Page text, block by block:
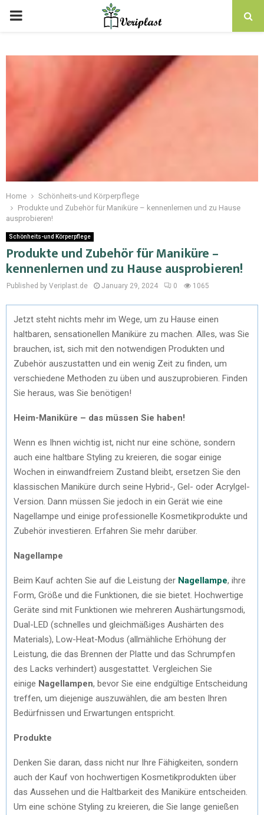
Home
Schönheits-und Körperpflege
Produkte und Zubehör für Maniküre – kennenlernen und zu Hause
ausprobieren!
Schönheits-und Körperpflege
Produkte und Zubehör für Maniküre –
kennenlernen und zu Hause ausprobieren!
Published by Veriplast.de January 29, 2024 0 1065
Jetzt steht nichts mehr im Wege, um zu Hause einen
haltbaren, sensationellen Maniküre zu machen. Alles, was Sie
brauchen, ist, sich mit den notwendigen Produkten und
Zubehör auszustatten und ein wenig Zeit zu finden, um
verschiedene Methoden zu üben und auszuprobieren. Finden
Sie heraus, was Sie benötigen!
Heim-Maniküre – das müssen Sie haben!
Wenn es Ihnen wichtig ist, nicht nur eine schöne, sondern
auch eine haltbare Styling zu kreieren, die sogar einige
Wochen in einwandfreiem Zustand bleibt, ersetzen Sie den
klassischen Maniküre durch seine Hybrid-, Gel- oder Acrylgel-
Version. Dann müssen Sie jedoch in ein Gerät wie eine
Nagellampe und einige professionelle Kosmetikprodukte und
Zubehör investieren. Erfahren Sie mehr darüber.
Nagellampe
Beim Kauf achten Sie auf die Leistung der Nagellampe, ihre
Form, Größe und die Funktionen, die sie bietet. Hochwertige
Geräte sind mit Funktionen wie mehreren Aushärtungsmodi,
Dual-LED (schnelles und gleichmäßiges Aushärten des
Materials), Low-Heat-Modus (allmähliche Erhöhung der
Leistung, die das Brennen der Platte und das Schrumpfen
des Lacks verhindert) ausgestattet. Vergleichen Sie
einige Nagellampen, bevor Sie eine endgültige Entscheidung
treffen, um diejenige auszuwählen, die am besten Ihren
Bedürfnissen und Erwartungen entspricht.
Produkte
Denken Sie daran, dass nicht nur Ihre Fähigkeiten, sondern
auch der Kauf von hochwertigen Kosmetikprodukten über
das Aussehen und die Haltbarkeit des Maniküre entscheiden.
Um eine schöne Styling zu kreieren, die Sie lange genießen